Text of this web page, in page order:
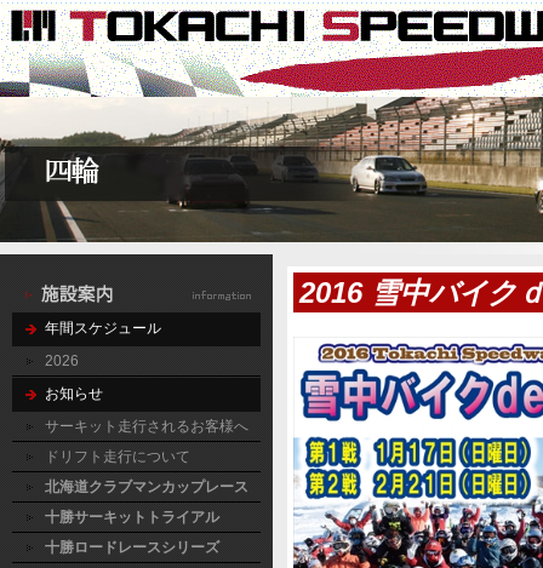
年間スケジュール
2026
お知らせ
サーキット走行されるお客様へ
ドリフト走行について
北海道クラブマンカップレース
十勝サーキットトライアル
十勝ロードレースシリーズ
2016 雪中バイク